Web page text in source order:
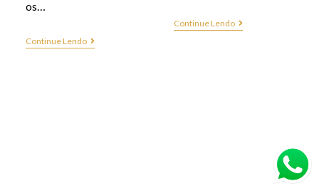
os…
Continue Lendo
Continue Lendo